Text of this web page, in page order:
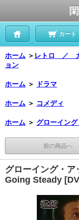
カート
ホーム ＞ レトロ ／
ョン
ホーム ＞ ドラマ
ホーム ＞ コメディ
ホーム ＞ グローイン
前の商品へ
グローイング・
Going Steady